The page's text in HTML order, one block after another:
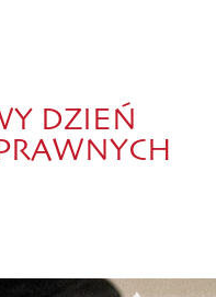
DZIEŃ